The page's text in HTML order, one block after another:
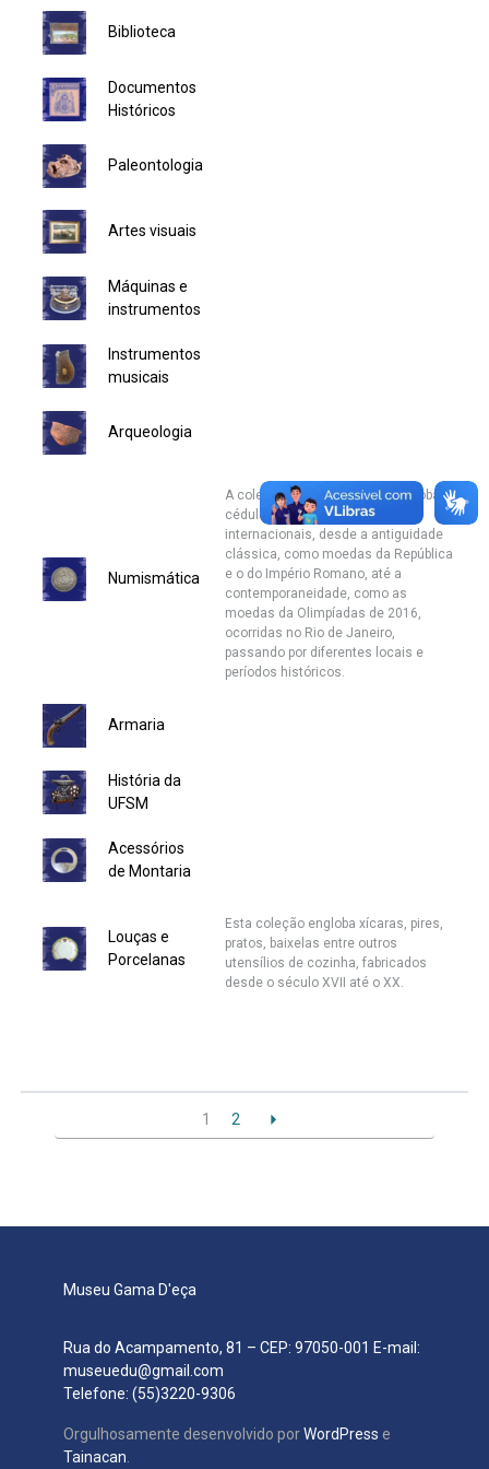
Ministério da Saúde
Ministério de Minas e Energia
Ministério da Ciência, Tecnologia, Inovações e Comunicações
Ministério do Turismo
Ministério do Desenvolvimento Regional
Controladoria-Geral da União
Ministério da Mulher, da Família e dos Direitos Humanos
Gabinete de Segurança Institucional
Planalto
Biblioteca
Documentos
Históricos
Paleontologia
Artes visuais
Máquinas e
instrumentos
Instrumentos
musicais
Arqueologia
Numismática
A coleção de numismática engloba
cédulas e moedas nacionais e
internacionais, desde a antiguidade
clássica, como moedas da República
e o do Império Romano, até a
contemporaneidade, como as
moedas da Olimpíadas de 2016,
ocorridas no Rio de Janeiro,
passando por diferentes locais e
períodos históricos.
Armaria
História da
UFSM
Acessórios
de Montaria
Louças e
Porcelanas
Esta coleção engloba xícaras, pires,
pratos, baixelas entre outros
utensílios de cozinha, fabricados
desde o século XVII até o XX.
1 2
Museu Gama D'eça
Rua do Acampamento, 81 – CEP: 97050-001 E-mail:
museuedu@gmail.com
Telefone: (55)3220-9306
Orgulhosamente desenvolvido porWordPress e
Tainacan